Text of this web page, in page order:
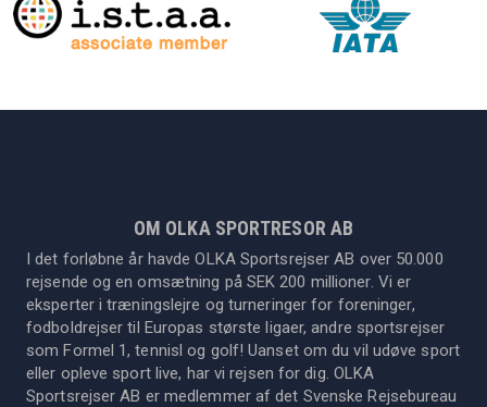
OM OLKA SPORTRESOR AB
I det forløbne år havde OLKA Sportsrejser AB over 50.000
rejsende og en omsætning på SEK 200 millioner. Vi er
eksperter i træningslejre og turneringer for foreninger,
fodboldrejser til Europas største ligaer, andre sportsrejser
som Formel 1, tennisl og golf! Uanset om du vil udøve sport
eller opleve sport live, har vi rejsen for dig. OLKA
Sportsrejser AB er medlemmer af det Svenske Rejsebureau